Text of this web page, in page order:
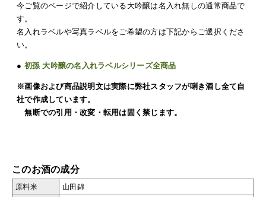
今ご覧のページで紹介している大吟醸は名入れ無しの通常商品で
す。
名入れラベルや写真ラベルをご希望の方は下記からご選択くださ
い。
● 初孫 大吟醸の名入れラベルシリーズ全商品
※画像および商品説明文は実際に弊社スタッフが唎き酒し全て自
社で作成しています。
無断での引用・改変・転用は固く禁じます。
このお酒の成分
原料米 山田錦